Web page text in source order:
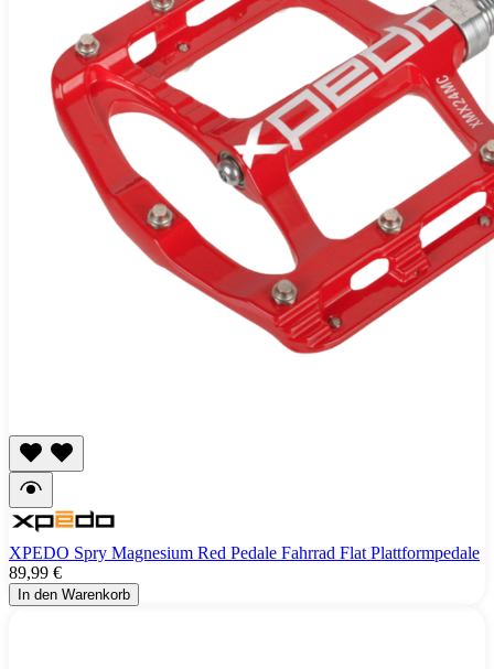
XPEDO Spry Magnesium Red Pedale Fahrrad Flat Plattformpedale
89,99 €
In den Warenkorb